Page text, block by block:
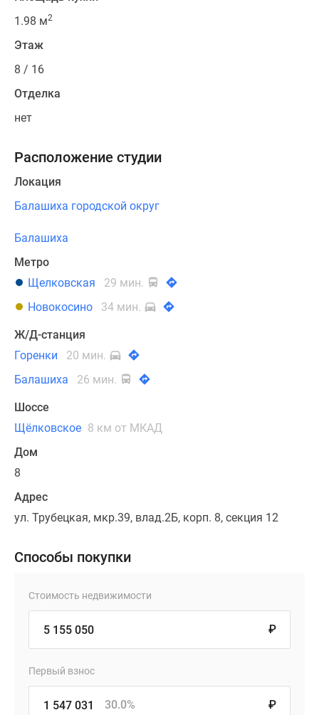
1.98 м2
Этаж
8 / 16
Отделка
нет
Расположение студии
Локация
Балашиха городской округ
Балашиха
Метро
Щелковская
29 мин.
Новокосино
34 мин.
Ж/Д-станция
Горенки
20 мин.
Балашиха
26 мин.
Шоссе
Щёлковское 8 км от МКАД
Дом
8
Адрес
ул. Трубецкая, мкр.39, влад.2Б, корп. 8, секция 12
Способы покупки
Стоимость недвижимости
₽
Первый взнос
₽
30.0%